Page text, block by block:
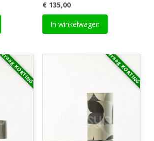
€ 135,00
In winkelwagen
Vraag KORTING Vraag KORTING